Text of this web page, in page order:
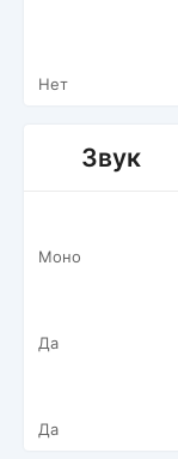
Нет
Звук
Моно
Да
Да